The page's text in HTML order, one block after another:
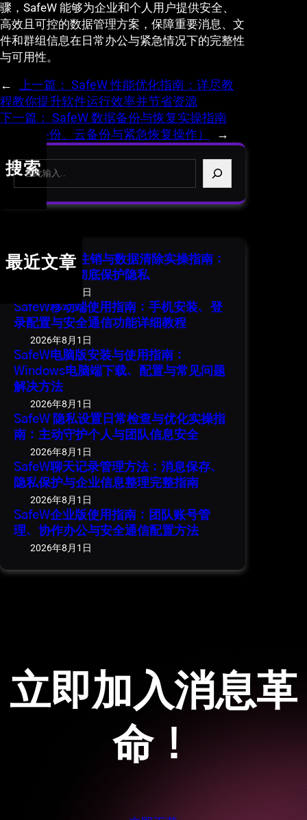
骤，SafeW 能够为企业和个人用户提供安全、
高效且可控的数据管理方案，保障重要消息、文
件和群组信息在日常办公与紧急情况下的完整性
与可用性。
← 上一篇： SafeW 性能优化指南：详尽教
程教你提升软件运行效率并节省资源
下一篇： SafeW 数据备份与恢复实操指南
（本地备份、云备份与紧急恢复操作）
→
搜索
S
最近文章
SafeW 账号注销与数据清除实操指南：
安全退出并彻底保护隐私
2026年8月1日
SafeW移动端使用指南：手机安装、登
录配置与安全通信功能详细教程
2026年8月1日
SafeW电脑版安装与使用指南：
Windows电脑端下载、配置与常见问题
解决方法
2026年8月1日
SafeW 隐私设置日常检查与优化实操指
南：主动守护个人与团队信息安全
2026年8月1日
SafeW聊天记录管理方法：消息保存、
隐私保护与企业信息整理完整指南
2026年8月1日
SafeW企业版使用指南：团队账号管
理、协作办公与安全通信配置方法
2026年8月1日
立即加入消息革
命！